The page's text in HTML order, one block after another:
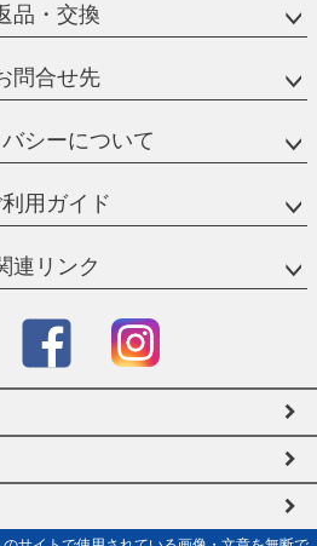
品・交換
問合せ先
シーについて
用ガイド
連リンク